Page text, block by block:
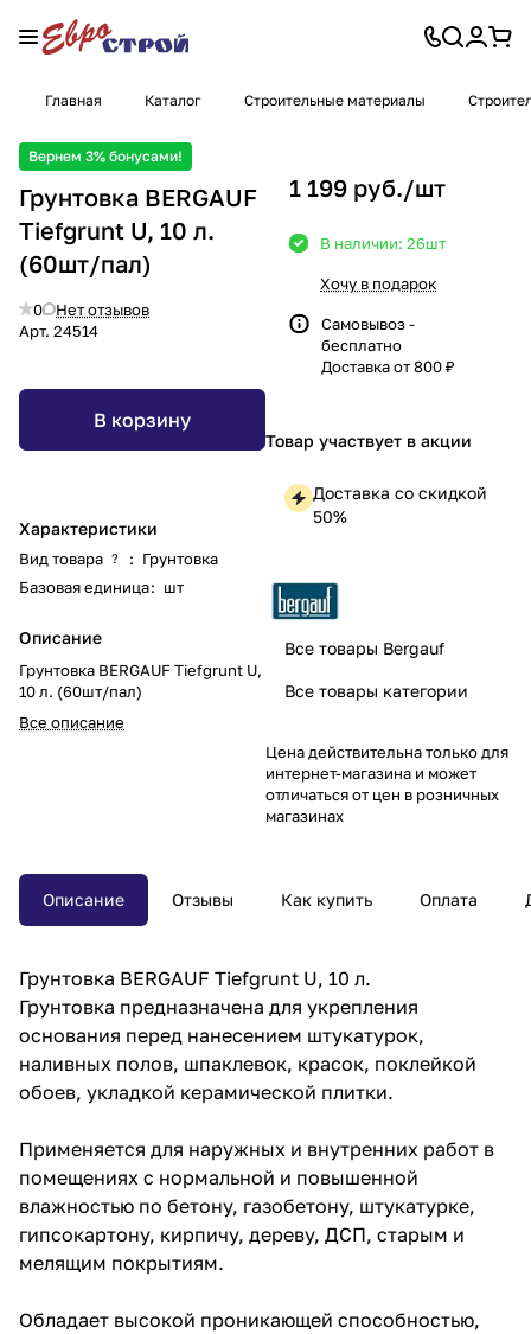
Главная Каталог Строительные материалы
Вернем 3% бонусами!
Грунтовка BERGAUF
Tiefgrunt U, 10 л.
(60шт/пал)
0
Нет отзывов
Арт. 24514
В корзину
Характеристики
Вид товара ? : Грунтовка
Базовая единица: шт
Описание
Грунтовка BERGAUF Tiefgrunt U,
10 л. (60шт/пал)
Все описание
1 199 руб./шт
В наличии: 26шт
Хочу в подарок
Самовывоз -
бесплатно
Доставка от 800 ₽
Товар участвует в акции
Доставка со скидкой
50%
Все товары Bergauf
Все товары категории
Цена действительна только для
интернет-магазина и может
отличаться от цен в розничных
магазинах
Описание Отзывы Как купить Оплата
Грунтовка BERGAUF Tiefgrunt U, 10 л.
Грунтовка предназначена для укрепления
основания перед нанесением штукатурок,
наливных полов, шпаклевок, красок, поклейкой
обоев, укладкой керамической плитки.
Применяется для наружных и внутренних работ в
помещениях с нормальной и повышенной
влажностью по бетону, газобетону, штукатурке,
гипсокартону, кирпичу, дереву, ДСП, старым и
мелящим покрытиям.
Обладает высокой проникающей способностью,